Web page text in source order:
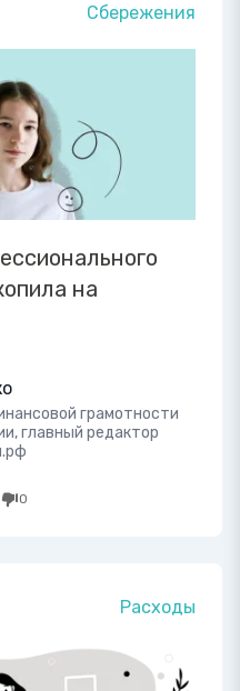
Сбережения
на
грамотности
главный редактор
0
Расходы